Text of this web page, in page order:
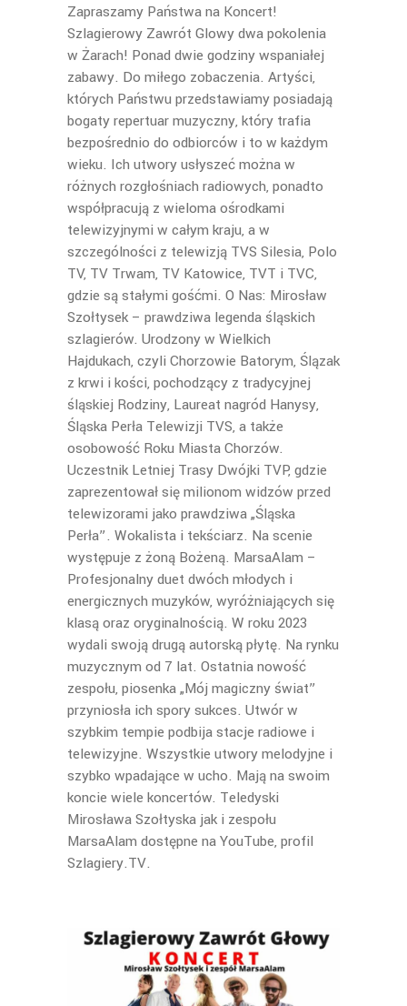
Zapraszamy Państwa na Koncert!
Szlagierowy Zawrót Glowy dwa pokolenia
w Żarach! Ponad dwie godziny wspaniałej
zabawy. Do miłego zobaczenia. Artyści,
których Państwu przedstawiamy posiadają
bogaty repertuar muzyczny, który trafia
bezpośrednio do odbiorców i to w każdym
wieku. Ich utwory usłyszeć można w
różnych rozgłośniach radiowych, ponadto
współpracują z wieloma ośrodkami
telewizyjnymi w całym kraju, a w
szczególności z telewizją TVS Silesia, Polo
TV, TV Trwam, TV Katowice, TVT i TVC,
gdzie są stałymi gośćmi. O Nas: Mirosław
Szołtysek – prawdziwa legenda śląskich
szlagierów. Urodzony w Wielkich
Hajdukach, czyli Chorzowie Batorym, Ślązak
z krwi i kości, pochodzący z tradycyjnej
śląskiej Rodziny, Laureat nagród Hanysy,
Śląska Perła Telewizji TVS, a także
osobowość Roku Miasta Chorzów.
Uczestnik Letniej Trasy Dwójki TVP, gdzie
zaprezentował się milionom widzów przed
telewizorami jako prawdziwa „Śląska
Perła”. Wokalista i tekściarz. Na scenie
występuje z żoną Bożeną. MarsaAlam –
Profesjonalny duet dwóch młodych i
energicznych muzyków, wyróżniających się
klasą oraz oryginalnością. W roku 2023
wydali swoją drugą autorską płytę. Na rynku
muzycznym od 7 lat. Ostatnia nowość
zespołu, piosenka „Mój magiczny świat”
przyniosła ich spory sukces. Utwór w
szybkim tempie podbija stacje radiowe i
telewizyjne. Wszystkie utwory melodyjne i
szybko wpadające w ucho. Mają na swoim
koncie wiele koncertów. Teledyski
Mirosława Szołtyska jak i zespołu
MarsaAlam dostępne na YouTube, profil
Szlagiery.TV.